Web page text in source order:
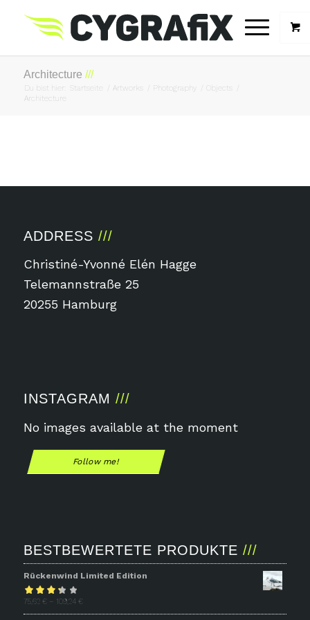
Architecture
Du bist hier: Startseite Artworks Photography Objects
Architecture
ADDRESS
Christiné-Yvonné Elén Hagge
Telemannstraße 25
20255 Hamburg
INSTAGRAM
No images available at the moment
Follow me!
BESTBEWERTETE PRODUKTE
Rückenwind Limited Edition
Bewertet
mit3.31
75,62 € – 109,24 €